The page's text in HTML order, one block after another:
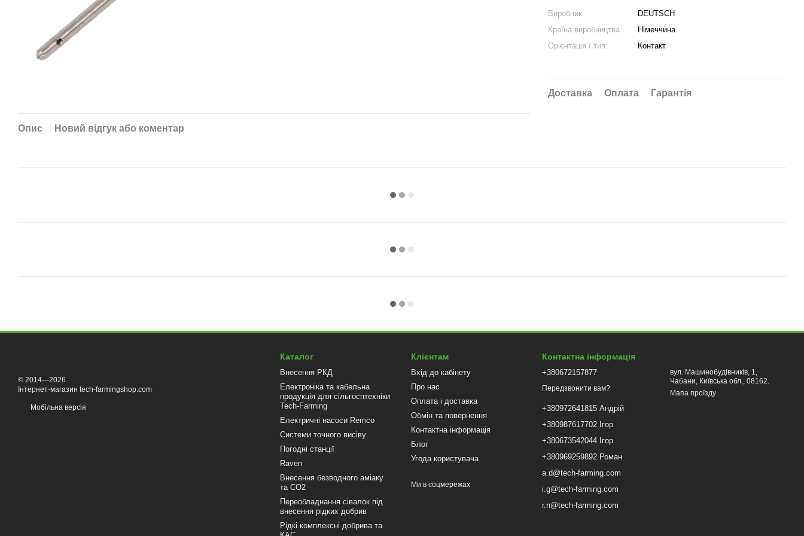
Виробник
DEUTSCH
Країна виробництва
Німеччина
Орієнтація / тип:
Контакт
Доставка Оплата Гарантія
Опис Новий відгук або коментар
© 2014—2026
Інтернет-магазин tech-farmingshop.com
Мобільна версія
Каталог
Внесення РКД
Електроніка та кабельна
продукція для сільгосптехніки
Tech-Farming
Електричні насоси Remco
Системи точного висіву
Погодні станції
Raven
Внесення безводного аміаку
та CO2
Переобладнання сівалок під
внесення рідких добрив
Рідкі комплексні добрива та
Клієнтам
Вхід до кабінету
Про нас
Оплата і доставка
Обмін та повернення
Контактна інформація
Блог
Угода користувача
Ми в соцмережах
Контактна інформація
+380672157877
Передзвонити вам?
+380972641815 Андрій
+380987617702 Ігор
+380673542044 Ігор
+380969259892 Роман
a.d@tech-farming.com
i.g@tech-farming.com
r.n@tech-farming.com
вул. Машинобудівників, 1,
Чабани, Київська обл., 08162.
Мапа проїзду